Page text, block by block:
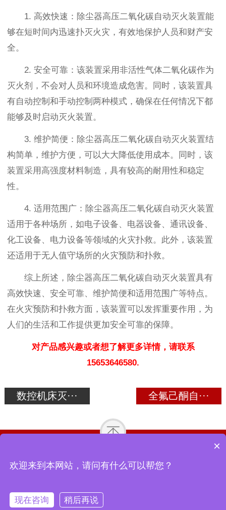
1. 高效快速：除尘器高压二氧化碳自动灭火装置能
够在短时间内迅速扑灭火灾，有效地保护人员和财产安
全。
2. 安全可靠：该装置采用非活性气体二氧化碳作为
灭火剂，不会对人员和环境造成危害。同时，该装置具
有自动控制和手动控制两种模式，确保在任何情况下都
能够及时启动灭火装置。
3. 维护简便：除尘器高压二氧化碳自动灭火装置结
构简单，维护方便，可以大大降低使用成本。同时，该
装置采用高强度材料制造，具有较高的耐用性和稳定
性。
4. 适用范围广：除尘器高压二氧化碳自动灭火装置
适用于各种场所，如电子设备、电器设备、通讯设备、
化工设备、电力设备等领域的火灾扑救。此外，该装置
还适用于无人值守场所的火灾预防和扑救。
综上所述，除尘器高压二氧化碳自动灭火装置具有
高效快速、安全可靠、维护简便和适用范围广等特点。
在火灾预防和扑救方面，该装置可以发挥重要作用，为
人们的生活和工作提供更加安全可靠的保障。
对产品感兴趣或者想了解更多详情，请联系
15653646580.
数控机床灭··· 全氟己酮自···
Copyright © 2018-2026 山东中道消防设备有限公司 All Rights
×
欢迎来到本网站，请问有什么可以帮您？
现在咨询 稍后再说